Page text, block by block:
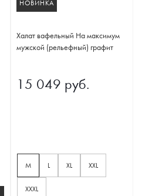
НОВИНКА
Халат вафельный На максимум
мужской (рельефный) графит
15 049 руб.
M L XL XXL
XXXL